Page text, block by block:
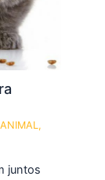
,
juntos